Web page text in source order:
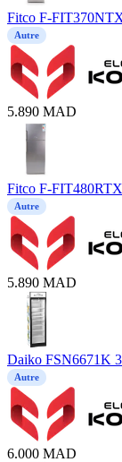
Fitco F-
Autre
5.890 MAD
Fitco F-
Autre
5.890 MAD
Daiko FSN6671K
Autre
6.000 MAD